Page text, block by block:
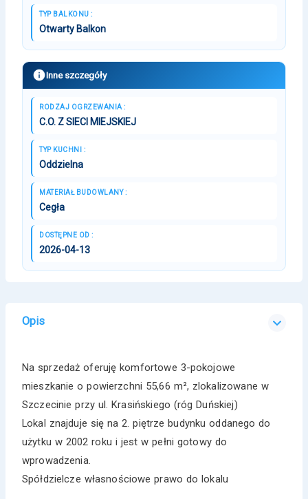
TYP BALKONU :
Otwarty Balkon
Inne szczegóły
RODZAJ OGRZEWANIA :
C.O. Z SIECI MIEJSKIEJ
TYP KUCHNI :
Oddzielna
MATERIAŁ BUDOWLANY :
Cegła
DOSTĘPNE OD :
2026-04-13
Opis
Na sprzedaż oferuję komfortowe 3-pokojowe
mieszkanie o powierzchni 55,66 m², zlokalizowane w
Szczecinie przy ul. Krasińskiego (róg Duńskiej)
Lokal znajduje się na 2. piętrze budynku oddanego do
użytku w 2002 roku i jest w pełni gotowy do
wprowadzenia.
Spółdzielcze własnościowe prawo do lokalu